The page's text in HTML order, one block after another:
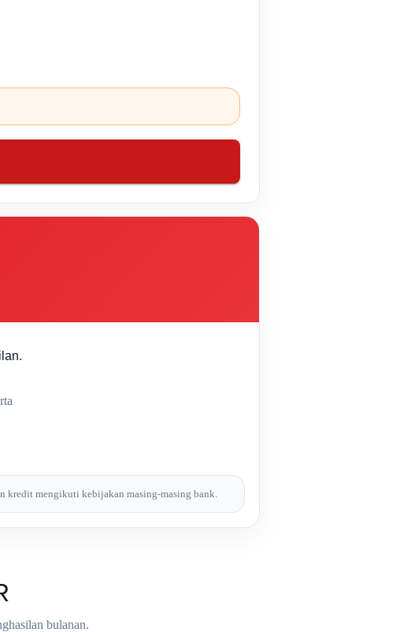
kredit mengikuti kebijakan masing-masing bank.
bulanan.